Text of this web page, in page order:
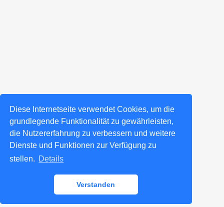
Diese Internetseite verwendet Cookies, um die
grundlegende Funktionalität zu gewährleisten,
die Nutzererfahrung zu verbessern und weitere
Dienste und Funktionen zur Verfügung zu
stellen. Details
Verstanden